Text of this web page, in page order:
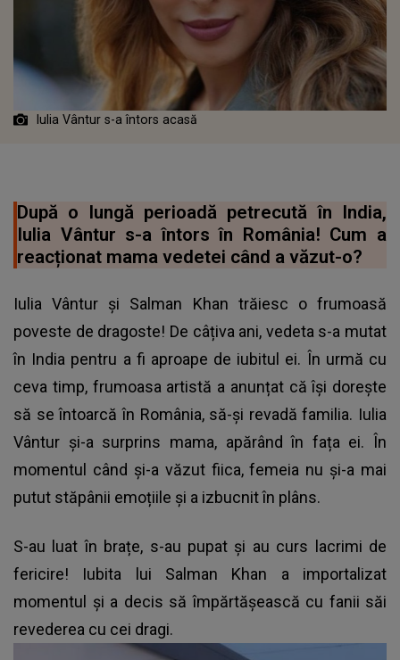
Iulia Vântur s-a întors acasă
După o lungă perioadă petrecută în India,
Iulia Vântur s-a întors în România! Cum a
reacționat mama vedetei când a văzut-o?
Iulia Vântur și Salman Khan trăiesc o frumoasă
poveste de dragoste! De câțiva ani, vedeta s-a mutat
în India pentru a fi aproape de iubitul ei. În urmă cu
ceva timp, frumoasa artistă a anunțat că își dorește
să se întoarcă în România, să-și revadă familia. Iulia
Vântur și-a surprins mama, apărând în fața ei. În
momentul când și-a văzut fiica, femeia nu și-a mai
putut stăpânii emoțiile și a izbucnit în plâns.
S-au luat în brațe, s-au pupat și au curs lacrimi de
fericire! Iubita lui Salman Khan a importalizat
momentul și a decis să împărtășească cu fanii săi
revederea cu cei dragi.